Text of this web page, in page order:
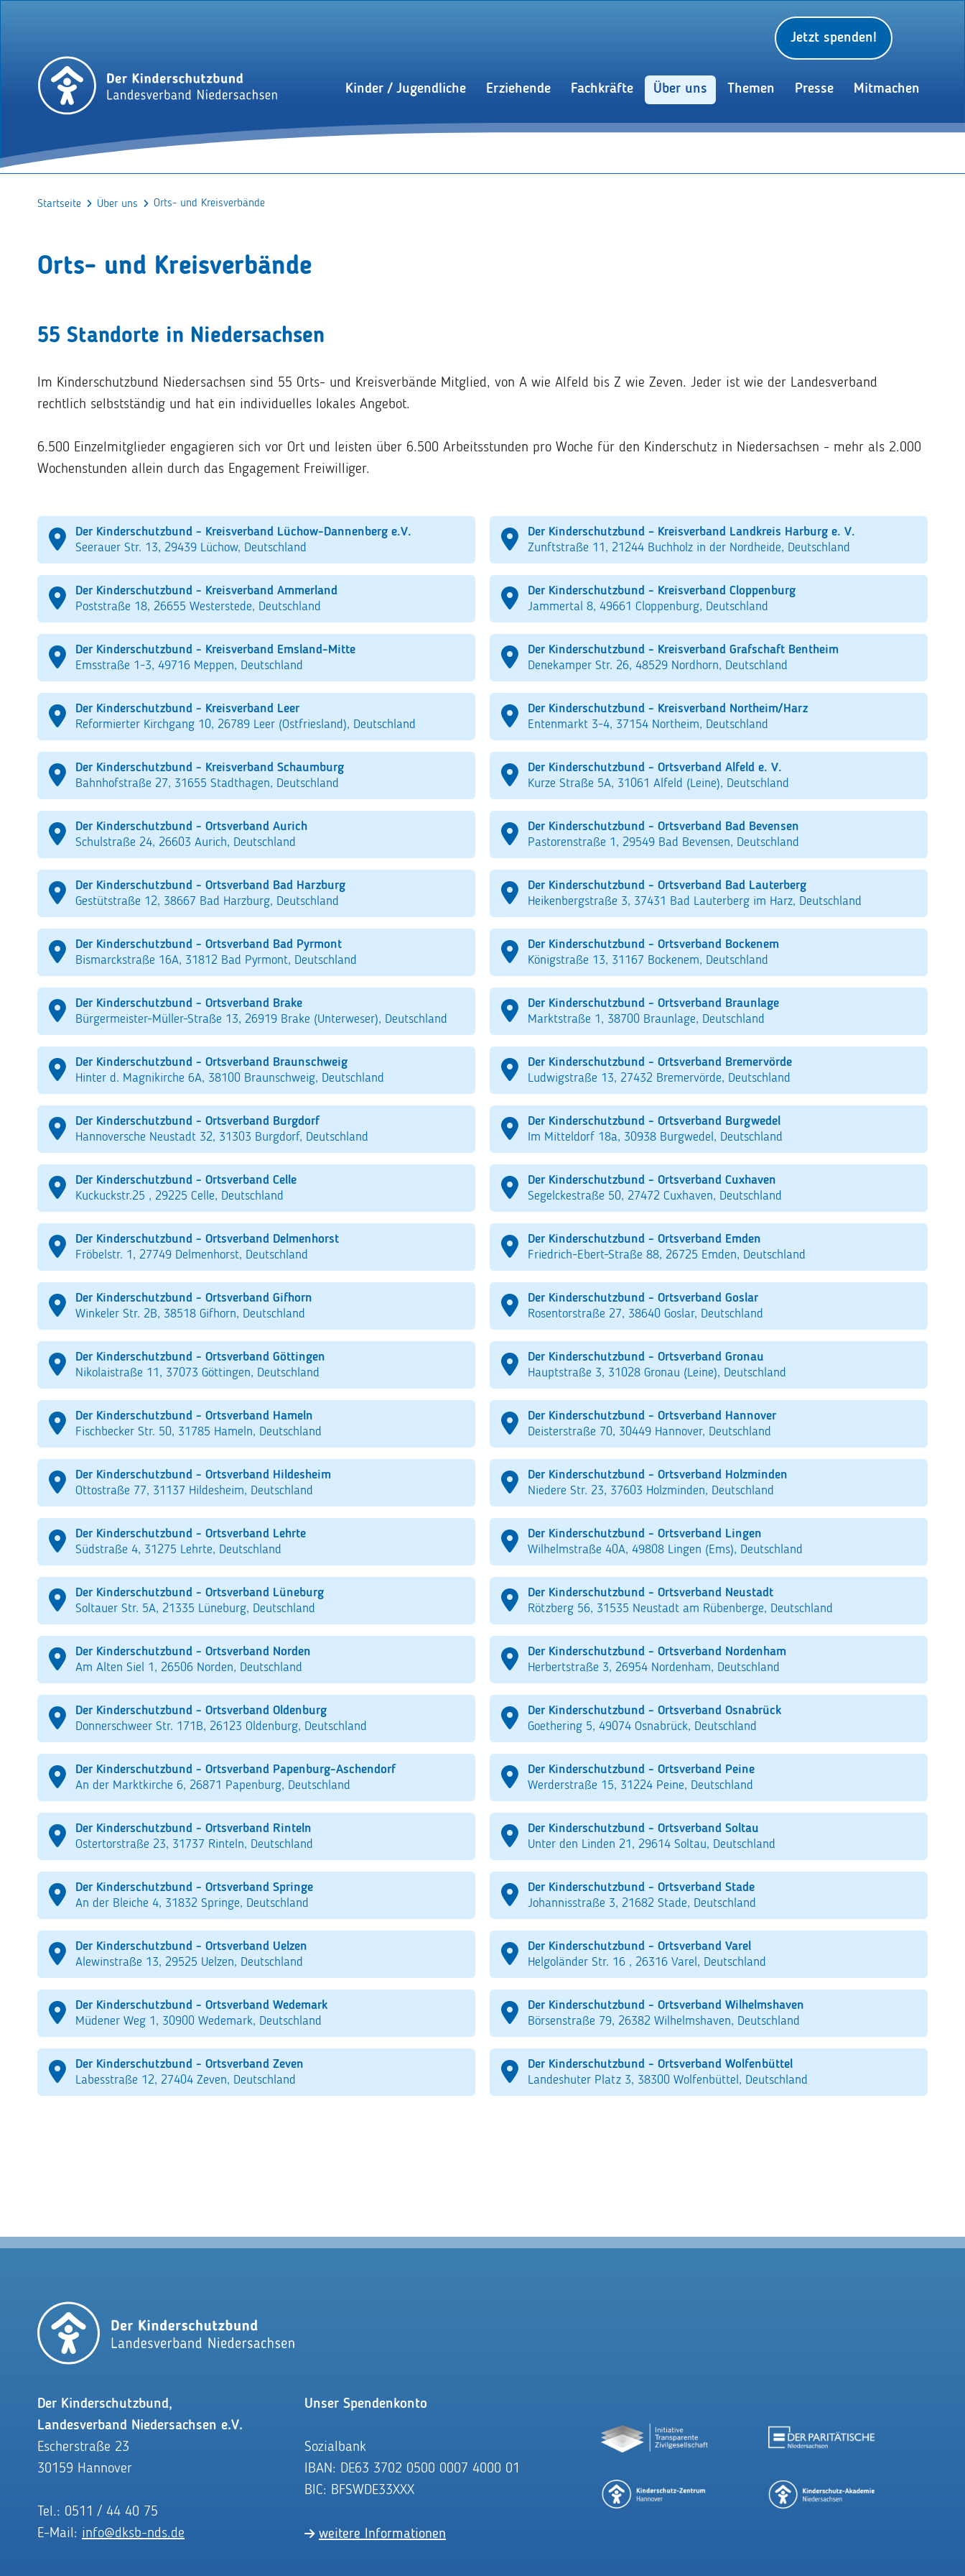
Jetzt spenden!
Kinder / Jugendliche Erziehende Fachkräfte Über uns Themen Presse Mitmachen
Startseite Über uns Orts- und Kreisverbände
Orts- und Kreisverbände
55 Standorte in Niedersachsen
Im Kinderschutzbund Niedersachsen sind 55 Orts- und Kreisverbände Mitglied, von A wie Alfeld bis Z wie Zeven. Jeder ist wie der Landesverband
rechtlich selbstständig und hat ein individuelles lokales Angebot.
6.500 Einzelmitglieder engagieren sich vor Ort und leisten über 6.500 Arbeitsstunden pro Woche für den Kinderschutz in Niedersachsen - mehr als 2.000
Wochenstunden allein durch das Engagement Freiwilliger.
Der Kinderschutzbund - Kreisverband Lüchow-Dannenberg e.V.
Seerauer Str. 13, 29439 Lüchow, Deutschland
Der Kinderschutzbund – Kreisverband Landkreis Harburg e. V.
Zunftstraße 11, 21244 Buchholz in der Nordheide, Deutschland
Der Kinderschutzbund - Kreisverband Ammerland
Poststraße 18, 26655 Westerstede, Deutschland
Der Kinderschutzbund - Kreisverband Cloppenburg
Jammertal 8, 49661 Cloppenburg, Deutschland
Der Kinderschutzbund - Kreisverband Emsland-Mitte
Emsstraße 1-3, 49716 Meppen, Deutschland
Der Kinderschutzbund - Kreisverband Grafschaft Bentheim
Denekamper Str. 26, 48529 Nordhorn, Deutschland
Der Kinderschutzbund - Kreisverband Leer
Reformierter Kirchgang 10, 26789 Leer (Ostfriesland), Deutschland
Der Kinderschutzbund - Kreisverband Northeim/Harz
Entenmarkt 3-4, 37154 Northeim, Deutschland
Der Kinderschutzbund - Kreisverband Schaumburg
Bahnhofstraße 27, 31655 Stadthagen, Deutschland
Der Kinderschutzbund - Ortsverband Alfeld e. V.
Kurze Straße 5A, 31061 Alfeld (Leine), Deutschland
Der Kinderschutzbund - Ortsverband Aurich
Schulstraße 24, 26603 Aurich, Deutschland
Der Kinderschutzbund - Ortsverband Bad Bevensen
Pastorenstraße 1, 29549 Bad Bevensen, Deutschland
Der Kinderschutzbund - Ortsverband Bad Harzburg
Gestütstraße 12, 38667 Bad Harzburg, Deutschland
Der Kinderschutzbund - Ortsverband Bad Lauterberg
Heikenbergstraße 3, 37431 Bad Lauterberg im Harz, Deutschland
Der Kinderschutzbund - Ortsverband Bad Pyrmont
Bismarckstraße 16A, 31812 Bad Pyrmont, Deutschland
Der Kinderschutzbund - Ortsverband Bockenem
Königstraße 13, 31167 Bockenem, Deutschland
Der Kinderschutzbund - Ortsverband Brake
Bürgermeister-Müller-Straße 13, 26919 Brake (Unterweser), Deutschland
Der Kinderschutzbund - Ortsverband Braunlage
Marktstraße 1, 38700 Braunlage, Deutschland
Der Kinderschutzbund - Ortsverband Braunschweig
Hinter d. Magnikirche 6A, 38100 Braunschweig, Deutschland
Der Kinderschutzbund - Ortsverband Bremervörde
Ludwigstraße 13, 27432 Bremervörde, Deutschland
Der Kinderschutzbund - Ortsverband Burgdorf
Hannoversche Neustadt 32, 31303 Burgdorf, Deutschland
Der Kinderschutzbund - Ortsverband Burgwedel
Im Mitteldorf 18a, 30938 Burgwedel, Deutschland
Der Kinderschutzbund - Ortsverband Celle
Kuckuckstr.25 , 29225 Celle, Deutschland
Der Kinderschutzbund - Ortsverband Cuxhaven
Segelckestraße 50, 27472 Cuxhaven, Deutschland
Der Kinderschutzbund - Ortsverband Delmenhorst
Fröbelstr. 1, 27749 Delmenhorst, Deutschland
Der Kinderschutzbund - Ortsverband Emden
Friedrich-Ebert-Straße 88, 26725 Emden, Deutschland
Der Kinderschutzbund - Ortsverband Gifhorn
Winkeler Str. 2B, 38518 Gifhorn, Deutschland
Der Kinderschutzbund - Ortsverband Goslar
Rosentorstraße 27, 38640 Goslar, Deutschland
Der Kinderschutzbund - Ortsverband Göttingen
Nikolaistraße 11, 37073 Göttingen, Deutschland
Der Kinderschutzbund - Ortsverband Gronau
Hauptstraße 3, 31028 Gronau (Leine), Deutschland
Der Kinderschutzbund - Ortsverband Hameln
Fischbecker Str. 50, 31785 Hameln, Deutschland
Der Kinderschutzbund - Ortsverband Hannover
Deisterstraße 70, 30449 Hannover, Deutschland
Der Kinderschutzbund - Ortsverband Hildesheim
Ottostraße 77, 31137 Hildesheim, Deutschland
Der Kinderschutzbund - Ortsverband Holzminden
Niedere Str. 23, 37603 Holzminden, Deutschland
Der Kinderschutzbund - Ortsverband Lehrte
Südstraße 4, 31275 Lehrte, Deutschland
Der Kinderschutzbund - Ortsverband Lingen
Wilhelmstraße 40A, 49808 Lingen (Ems), Deutschland
Der Kinderschutzbund - Ortsverband Lüneburg
Soltauer Str. 5A, 21335 Lüneburg, Deutschland
Der Kinderschutzbund - Ortsverband Neustadt
Rötzberg 56, 31535 Neustadt am Rübenberge, Deutschland
Der Kinderschutzbund - Ortsverband Norden
Am Alten Siel 1, 26506 Norden, Deutschland
Der Kinderschutzbund - Ortsverband Nordenham
Herbertstraße 3, 26954 Nordenham, Deutschland
Der Kinderschutzbund - Ortsverband Oldenburg
Donnerschweer Str. 171B, 26123 Oldenburg, Deutschland
Der Kinderschutzbund - Ortsverband Osnabrück
Goethering 5, 49074 Osnabrück, Deutschland
Der Kinderschutzbund - Ortsverband Papenburg-Aschendorf
An der Marktkirche 6, 26871 Papenburg, Deutschland
Der Kinderschutzbund - Ortsverband Peine
Werderstraße 15, 31224 Peine, Deutschland
Der Kinderschutzbund - Ortsverband Rinteln
Ostertorstraße 23, 31737 Rinteln, Deutschland
Der Kinderschutzbund - Ortsverband Soltau
Unter den Linden 21, 29614 Soltau, Deutschland
Der Kinderschutzbund - Ortsverband Springe
An der Bleiche 4, 31832 Springe, Deutschland
Der Kinderschutzbund - Ortsverband Stade
Johannisstraße 3, 21682 Stade, Deutschland
Der Kinderschutzbund - Ortsverband Uelzen
Alewinstraße 13, 29525 Uelzen, Deutschland
Der Kinderschutzbund - Ortsverband Varel
Helgoländer Str. 16 , 26316 Varel, Deutschland
Der Kinderschutzbund - Ortsverband Wedemark
Müdener Weg 1, 30900 Wedemark, Deutschland
Der Kinderschutzbund - Ortsverband Wilhelmshaven
Börsenstraße 79, 26382 Wilhelmshaven, Deutschland
Der Kinderschutzbund - Ortsverband Zeven
Labesstraße 12, 27404 Zeven, Deutschland
Der Kinderschutzbund - Ortsverband Wolfenbüttel
Landeshuter Platz 3, 38300 Wolfenbüttel, Deutschland
Der Kinderschutzbund,
Landesverband Niedersachsen e.V.
Escherstraße 23
30159 Hannover
Tel.: 0511 / 44 40 75
E-Mail: info@dksb-nds.de
Unser Spendenkonto
Sozialbank
IBAN: DE63 3702 0500 0007 4000 01
BIC: BFSWDE33XXX
weitere Informationen